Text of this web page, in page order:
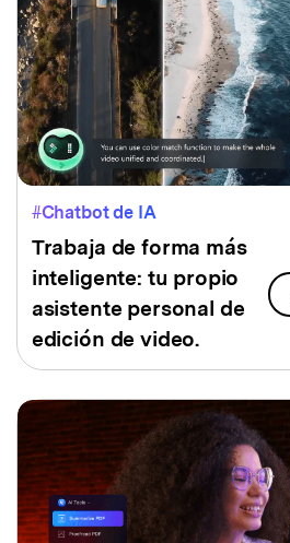
#Chatbot de IA
Trabaja de forma más
inteligente: tu propio
asistente personal de
edición de video.